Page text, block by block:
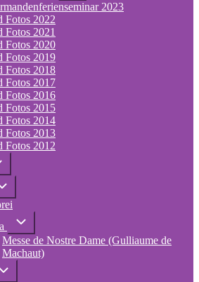
Berichte 2023
Fotos 2022
Fotos 2021
Fotos 2020
Fotos 2019
Fotos 2018
Fotos 2017
Fotos 2016
Fotos 2015
Fotos 2014
Fotos 2013
Fotos 2012
Unternavigation
Schola
Messe de Nostre Dame (Gulliaume de
Machaut)